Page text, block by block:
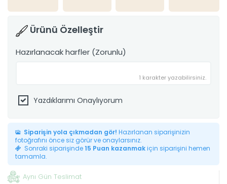
Ürünü Özelleştir
Hazırlanacak harfler (Zorunlu)
1 karakter yazabilirsiniz.
Yazdıklarımı Onaylıyorum
Siparişin yola çıkmadan gör! Hazırlanan siparişinizin
fotoğrafını önce siz görür ve onaylarsınız.
Sonraki siparişinde15 Puan kazanmakiçin siparişini hemen
tamamla.
Aynı Gün Teslimat